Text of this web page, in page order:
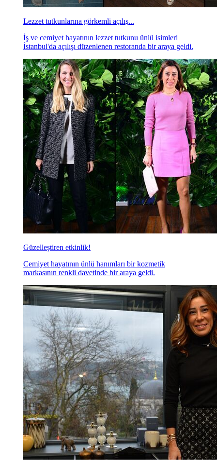
Lezzet tutkunlarına görkemli açılış...
İş ve cemiyet hayatının lezzet tutkunu ünlü isimleri
İstanbul'da açılışı düzenlenen restoranda bir araya geldi.
Güzelleştiren etkinlik!
Cemiyet hayatının ünlü hanımları bir kozmetik
markasının renkli davetinde bir araya geldi.